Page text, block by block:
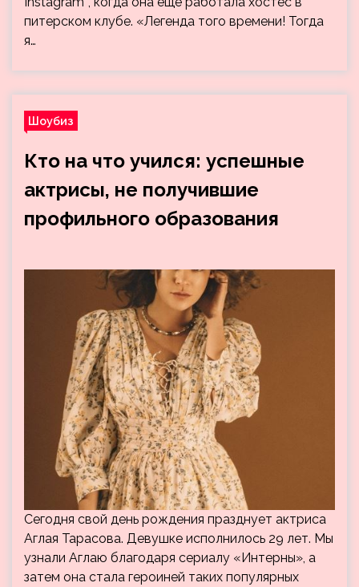
питерском клубе. «Легенда того времени! Тогда
я…
Шоубиз
Кто на что учился: успешные
актрисы, не получившие
профильного образования
Сегодня свой день рождения празднует актриса
Аглая Тарасова. Девушке исполнилось 29 лет. Мы
узнали Аглаю благодаря сериалу «Интерны», а
затем она стала героиней таких популярных